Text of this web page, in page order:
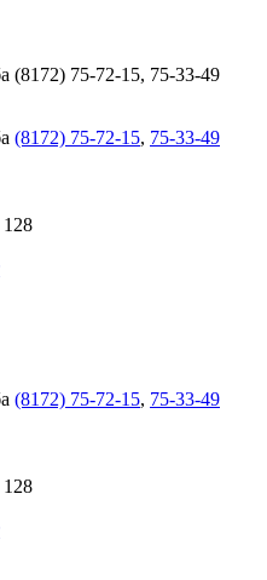
(8172) 75-72-15, 75-33-49
(8172) 75-72-15, 75-33-49
128
(8172) 75-72-15, 75-33-49
128